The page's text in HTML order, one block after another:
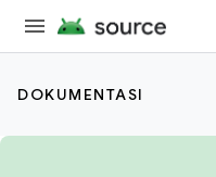
DOKUMENTASI